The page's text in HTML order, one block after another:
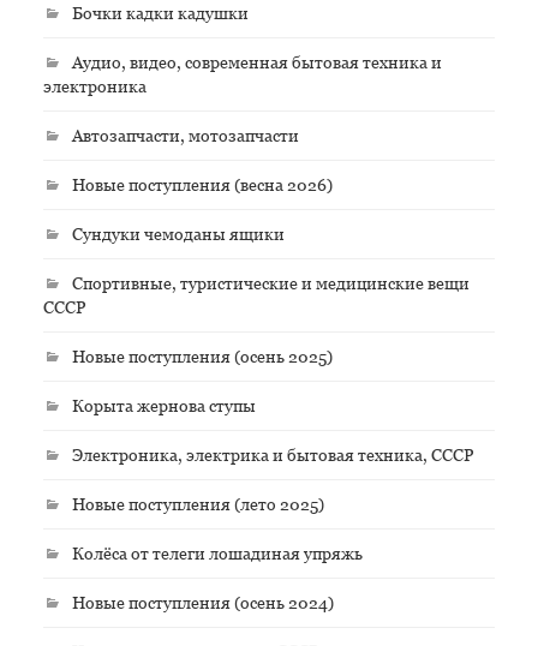
Бочки кадки кадушки
Аудио, видео, современная бытовая техника и
электроника
Автозапчасти, мотозапчасти
Новые поступления (весна 2026)
Сундуки чемоданы ящики
Спортивные, туристические и медицинские вещи
СССР
Новые поступления (осень 2025)
Корыта жернова ступы
Электроника, электрика и бытовая техника, СССР
Новые поступления (лето 2025)
Колёса от телеги лошадиная упряжь
Новые поступления (осень 2024)